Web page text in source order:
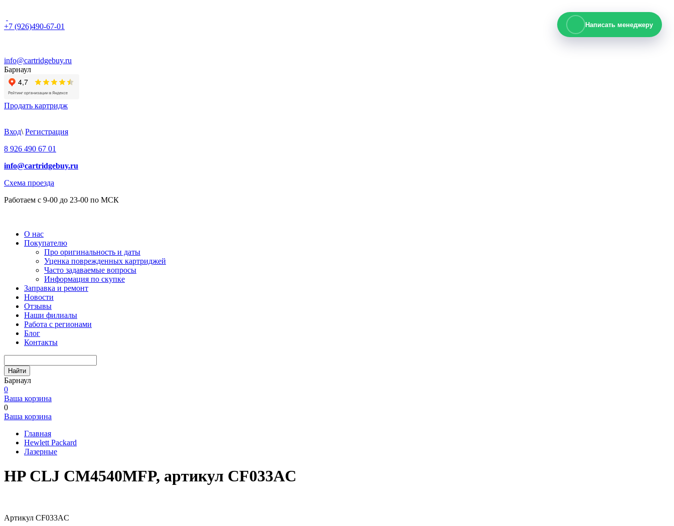
+7 (926)490-67-01
info@cartridgebuy.ru
Барнаул
Продать картридж
Вход\ Регистрация
8 926 490 67 01
info@cartridgebuy.ru
Схема проезда
Работаем с 9-00 до 23-00 по МСК
О нас
Покупателю
Про оригинальность и даты
Уценка поврежденных картриджей
Часто задаваемые вопросы
Информация по скупке
Заправка и ремонт
Новости
Отзывы
Наши филиалы
Работа с регионами
Блог
Контакты
Найти
Барнаул
0
Ваша корзина
0
Ваша корзина
Главная
Hewlett Packard
Лазерные
HP CLJ CM4540MFP, артикул CF033AC
Артикул CF033AC
Написать менеджеру